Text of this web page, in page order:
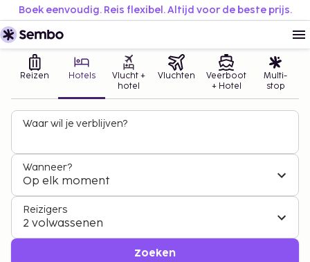
Boek eenvoudig. Reis flexibel. Altijd voor de beste prijs.
Reizen Hotels
Vlucht +
hotel
Vluchten
Veerboot
+ Hotel
Multi-
stop
Waar wil je verblijven?
Wanneer?
Op elk moment
Reizigers
2 volwassenen
Zoeken